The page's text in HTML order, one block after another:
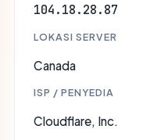
104.18.28.87
LOKASI SERVER
Canada
ISP / PENYEDIA
Cloudflare, Inc.